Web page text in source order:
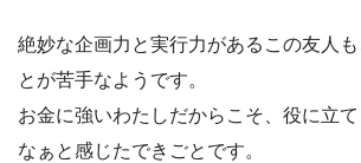
絶妙な企画力と実行力があるこの友人
とが苦手なようです。
お金に強いわたしだからこそ、役に立
なぁと感じたできごとです。